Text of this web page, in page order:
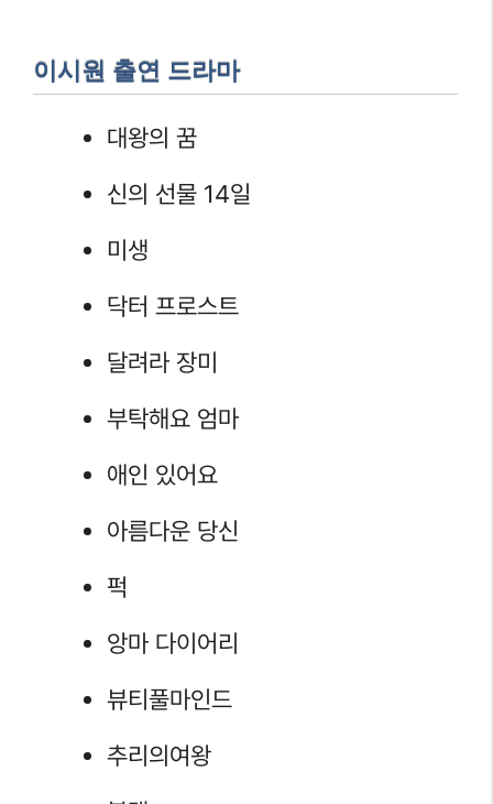
이시원 출연 드라마
대왕의 꿈
신의 선물 14일
미생
닥터 프로스트
달려라 장미
부탁해요 엄마
애인 있어요
아름다운 당신
퍽
앙마 다이어리
뷰티풀마인드
추리의여왕